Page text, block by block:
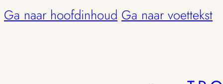
Ga naar hoofdinhoud Ga naar voettekst